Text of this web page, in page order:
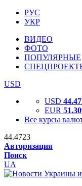
РУС
УКР
ВИДЕО
ФОТО
ПОПУЛЯРНЫЕ
USD
USD
EUR
Все курсы
44.4723
Авторизация
Поиск
UA